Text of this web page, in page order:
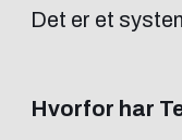
Det er et
Hvorfor har